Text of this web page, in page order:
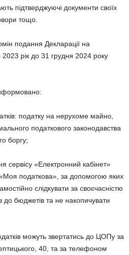
підтверджуючі документи своїх
тощо.
подання Декларації на
2023 рік до 31 грудня 2024 року
податку на нерухоме майно,
податкового законодавства
боргу;
сервісу «Електронний кабінет»
податкова», за допомогою яких
слідкувати за своєчасністю
до бюджетів та не накопичувати
можуть звертатись до ЦОПу за
40, та за телефоном